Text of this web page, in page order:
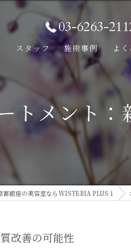
03-6263-
スタッフ 施術事例 よ
トメント
都銀座の美容室ならWISTERIA PLUS 1
改善の可能性